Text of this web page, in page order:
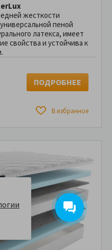
жесткости
пеной
латекса, имеет
свойства и устойчива к
В избранное
ПОДРОБНЕЕ